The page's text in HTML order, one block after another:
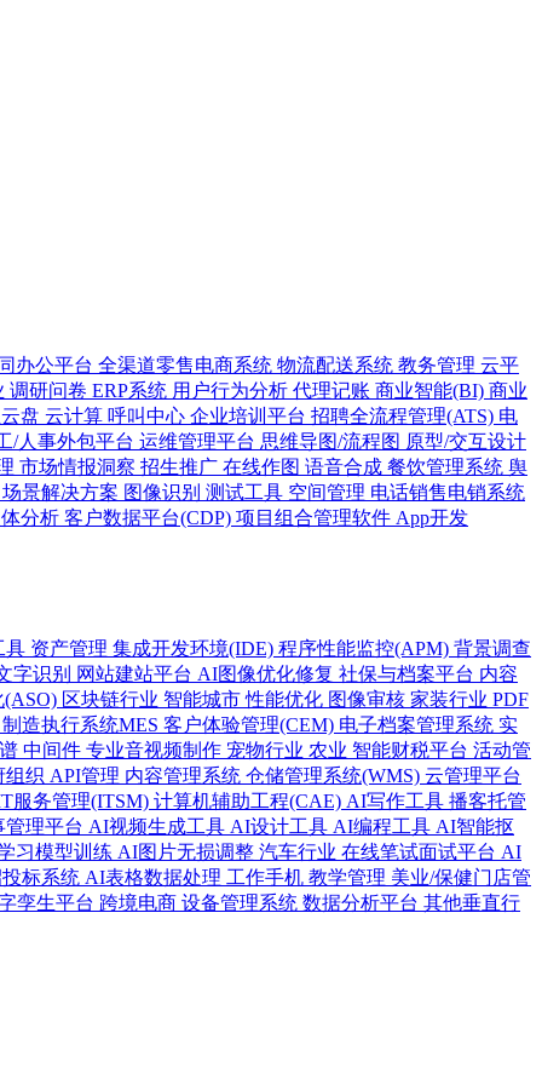
办公平台 全渠道零售电商系统 物流配送系统 教务管理 云平
调研问卷 ERP系统 用户行为分析 代理记账 商业智能(BI) 商业
盘 云计算 呼叫中心 企业培训平台 招聘全流程管理(ATS) 电
/人事外包平台 运维管理平台 思维导图/流程图 原型/交互设计
市场情报洞察 招生推广 在线作图 语音合成 餐饮管理系统 舆
场景解决方案 图像识别 测试工具 空间管理 电话销售电销系统
分析 客户数据平台(CDP) 项目组合管理软件 App开发
具 资产管理 集成开发环境(IDE) 程序性能监控(APM) 背景调查
字识别 网站建站平台 AI图像优化修复 社保与档案平台 内容
(ASO) 区块链行业 智能城市性能优化 图像审核 家装行业 PDF
制造执行系统MES 客户体验管理(CEM) 电子档案管理系统 实
中间件 专业音视频制作 宠物行业 农业 智能财税平台 活动管
组织 API管理 内容管理系统 仓储管理系统(WMS) 云管理平台
服务管理(ITSM) 计算机辅助工程(CAE) AI写作工具 播客托管
理平台 AI视频生成工具 AI设计工具 AI编程工具 AI智能抠
习模型训练 AI图片无损调整 汽车行业 在线笔试面试平台 AI
标系统 AI表格数据处理 工作手机 教学管理 美业/保健门店管
孪生平台 跨境电商 设备管理系统 数据分析平台 其他垂直行